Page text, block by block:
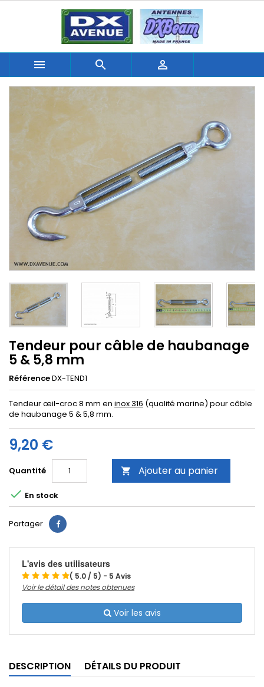
  
Tendeur pour câble de haubanage
5 & 5,8 mm
RéférenceDX-TEND1
Tendeur œil-croc 8 mm en inox 316 (qualité marine) pour câble
de haubanage 5 & 5,8 mm.
9,20 €
Quantité  Ajouter au panier
 En stock
Partager
L'avis des utilisateurs
( 5.0 / 5) - 5 Avis
Voir le détail des notes obtenues
Voir les avis
DESCRIPTION DÉTAILS DU PRODUIT